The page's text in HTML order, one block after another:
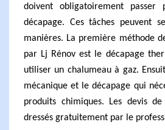
doivent obligatoirement
décapage. Ces tâches peuvent
manières. La première méthode
par Lj Rénov est le décapage
utiliser un chalumeau à gaz.
mécanique et le décapage qui
produits chimiques. Les devis
dressés gratuitement par le